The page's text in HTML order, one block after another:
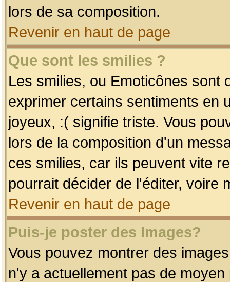
lors de sa composition.
Revenir en haut de page
Que sont les smilies ?
Les smilies, ou Emoticônes sont
exprimer certains sentiments en
joyeux, :( signifie triste. Vous
lors de la composition d'un
ces smilies, car ils peuvent vite
pourrait décider de l'éditer, voire
Revenir en haut de page
Puis-je poster des Images?
Vous pouvez montrer des
n'y a actuellement pas de